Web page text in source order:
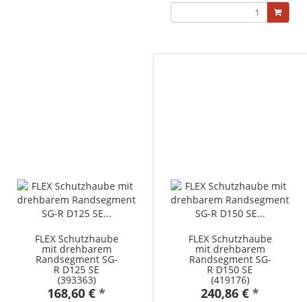
FLEX Schutzhaube
mit drehbarem
Randsegment SG-
R D125 SE
(393363)
168,60 € *
FLEX Schutzhaube
mit drehbarem
Randsegment SG-
R D150 SE
(419176)
240,86 € *